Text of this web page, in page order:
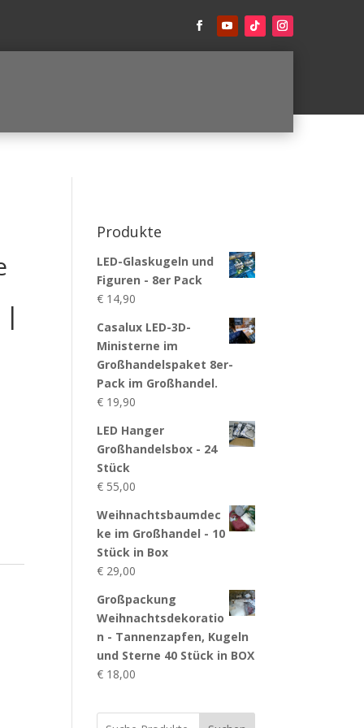
|
Produkte
LED-Glaskugeln und
Figuren - 8er Pack
€ 14,90
Casalux LED-3D-
Ministerne im
Großhandelspaket 8er-
Pack im Großhandel.
€ 19,90
LED Hanger
Großhandelsbox - 24
Stück
€ 55,00
Weihnachtsbaumdec
ke im Großhandel - 10
Stück in Box
€ 29,00
Großpackung
Weihnachtsdekoratio
n - Tannenzapfen, Kugeln
und Sterne 40 Stück in BOX
€ 18,00